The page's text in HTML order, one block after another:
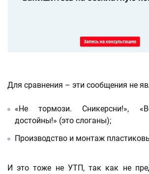
Для сравнения – эти сообщения не
«Не тормози. Сникерсни!»,
достойны!» (это слоганы);
Производство и монтаж
И это тоже не УТП, так как не